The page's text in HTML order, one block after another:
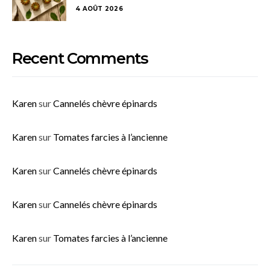
4 AOÛT 2026
Recent Comments
KarensurCannelés chèvre épinards
Karensur Tomates farcies à l’ancienne
KarensurCannelés chèvre épinards
KarensurCannelés chèvre épinards
Karensur Tomates farcies à l’ancienne